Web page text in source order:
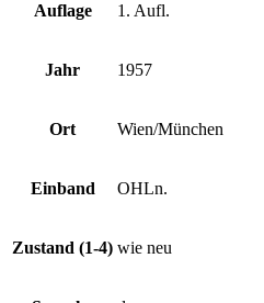
Auflage 1. Aufl.
Jahr 1957
Ort Wien/München
Einband OHLn.
Zustand (1-4) wie neu